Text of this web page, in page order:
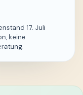
17. Juli
keine